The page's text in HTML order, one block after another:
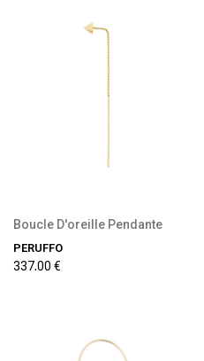
Boucle D'oreille Pendante
PERUFFO
337,00 €
Précommande disponible